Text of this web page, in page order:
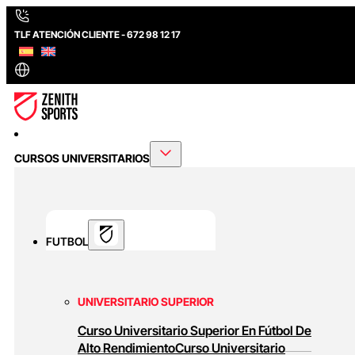
TLF ATENCIÓN CLIENTE - 672 98 12 17
CURSOS UNIVERSITARIOS
FUTBOL
UNIVERSITARIO SUPERIOR
Curso Universitario Superior En Fútbol De
Alto RendimientoCurso Universitario